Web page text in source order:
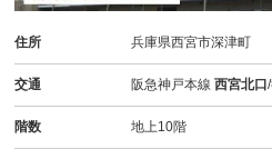
住所 兵庫県西宮市深津町
交通 阪急神戸本線西宮北口
階数 地上10階